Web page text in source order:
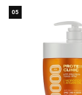
05